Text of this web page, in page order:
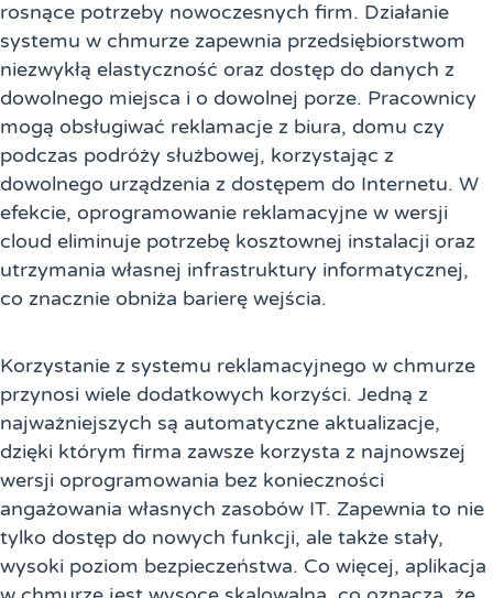
rosnące potrzeby nowoczesnych firm. Działanie
systemu w chmurze zapewnia przedsiębiorstwom
niezwykłą elastyczność oraz dostęp do danych z
dowolnego miejsca i o dowolnej porze. Pracownicy
mogą obsługiwać reklamacje z biura, domu czy
podczas podróży służbowej, korzystając z
dowolnego urządzenia z dostępem do Internetu. W
efekcie, oprogramowanie reklamacyjne w wersji
cloud eliminuje potrzebę kosztownej instalacji oraz
utrzymania własnej infrastruktury informatycznej,
co znacznie obniża barierę wejścia.
Korzystanie z systemu reklamacyjnego w chmurze
przynosi wiele dodatkowych korzyści. Jedną z
najważniejszych są automatyczne aktualizacje,
dzięki którym firma zawsze korzysta z najnowszej
wersji oprogramowania bez konieczności
angażowania własnych zasobów IT. Zapewnia to nie
tylko dostęp do nowych funkcji, ale także stały,
wysoki poziom bezpieczeństwa. Co więcej, aplikacja